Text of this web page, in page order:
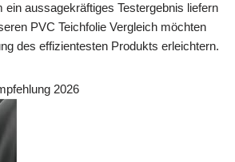
ein aussagekräftiges Testergebnis liefern
PVC Teichfolie Vergleich möchten
des effizientesten Produkts erleichtern.
2026